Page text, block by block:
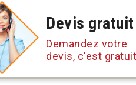
Devis gratuit
Demandez votre
devis, c'est